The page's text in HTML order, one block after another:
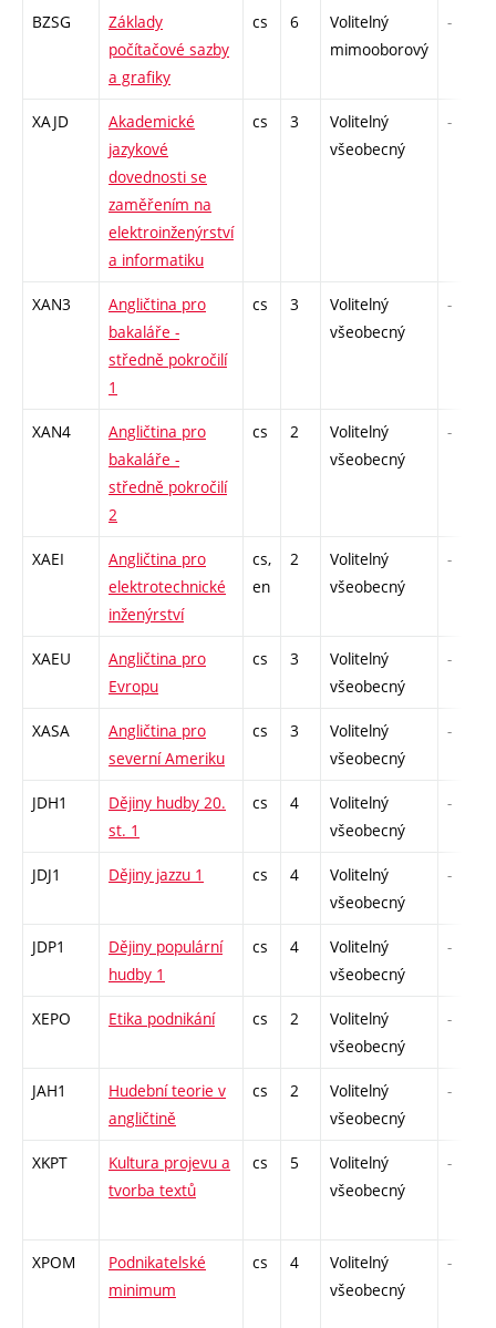
BZSG
Základy
počítačové sazby
a grafiky
cs 6
Volitelný
mimooborový
-
XAJD
Akademické
jazykové
dovednosti se
zaměřením na
elektroinženýrství
a informatiku
cs 3
Volitelný
všeobecný
-
XAN3
Angličtina pro
bakaláře -
středně pokročilí
1
cs 3
Volitelný
všeobecný
-
XAN4
Angličtina pro
bakaláře -
středně pokročilí
2
cs 2
Volitelný
všeobecný
-
XAEI
Angličtina pro
elektrotechnické
inženýrství
cs,
en
2
Volitelný
všeobecný
-
XAEU
Angličtina pro
Evropu
cs 3
Volitelný
všeobecný
-
XASA
Angličtina pro
severní Ameriku
cs 3
Volitelný
všeobecný
-
JDH1
Dějiny hudby 20.
st. 1
cs 4
Volitelný
všeobecný
-
JDJ1 Dějiny jazzu 1 cs 4
Volitelný
všeobecný
-
JDP1
Dějiny populární
hudby 1
cs 4
Volitelný
všeobecný
-
XEPO Etika podnikání cs 2
Volitelný
všeobecný
-
JAH1
Hudební teorie v
angličtině
cs 2
Volitelný
všeobecný
-
XKPT
Kultura projevu a
tvorba textů
cs 5
Volitelný
všeobecný
-
XPOM
Podnikatelské
minimum
cs 4
Volitelný
všeobecný
-